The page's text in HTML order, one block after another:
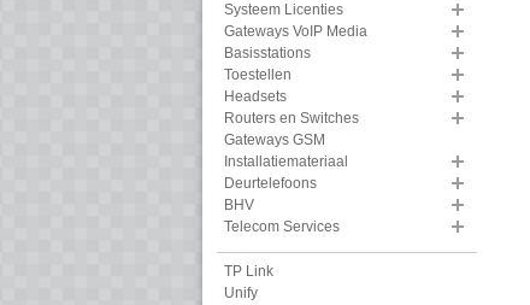
Systeem Licenties
Gateways VoIP Media
Basisstations
Toestellen
Headsets
Routers en Switches
Gateways GSM
Installatiemateriaal
Deurtelefoons
BHV
Telecom Services
TP Link
Unify